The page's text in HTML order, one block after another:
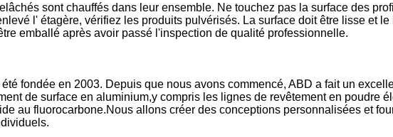
sont chauffés dans leur ensemble. Ne touchez pas la surface des
l' étagère, vérifiez les produits pulvérisés. La surface doit être lisse et
emballé après avoir passé l'inspection de qualité professionnelle.
fondée en 2003. Depuis que nous avons commencé, ABD a fait un
de surface en aluminium,y compris les lignes de revêtement en poudre
au fluorocarbone.Nous allons créer des conceptions personnalisées et